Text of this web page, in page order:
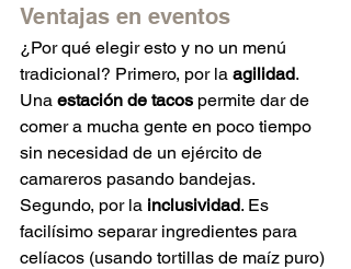
Ventajas en eventos
¿Por qué elegir esto y no un menú
tradicional? Primero, por la agilidad.
Una estación de tacos permite dar de
comer a mucha gente en poco tiempo
sin necesidad de un ejército de
camareros pasando bandejas.
Segundo, por la inclusividad. Es
facilísimo separar ingredientes para
celíacos (usando tortillas de maíz puro)